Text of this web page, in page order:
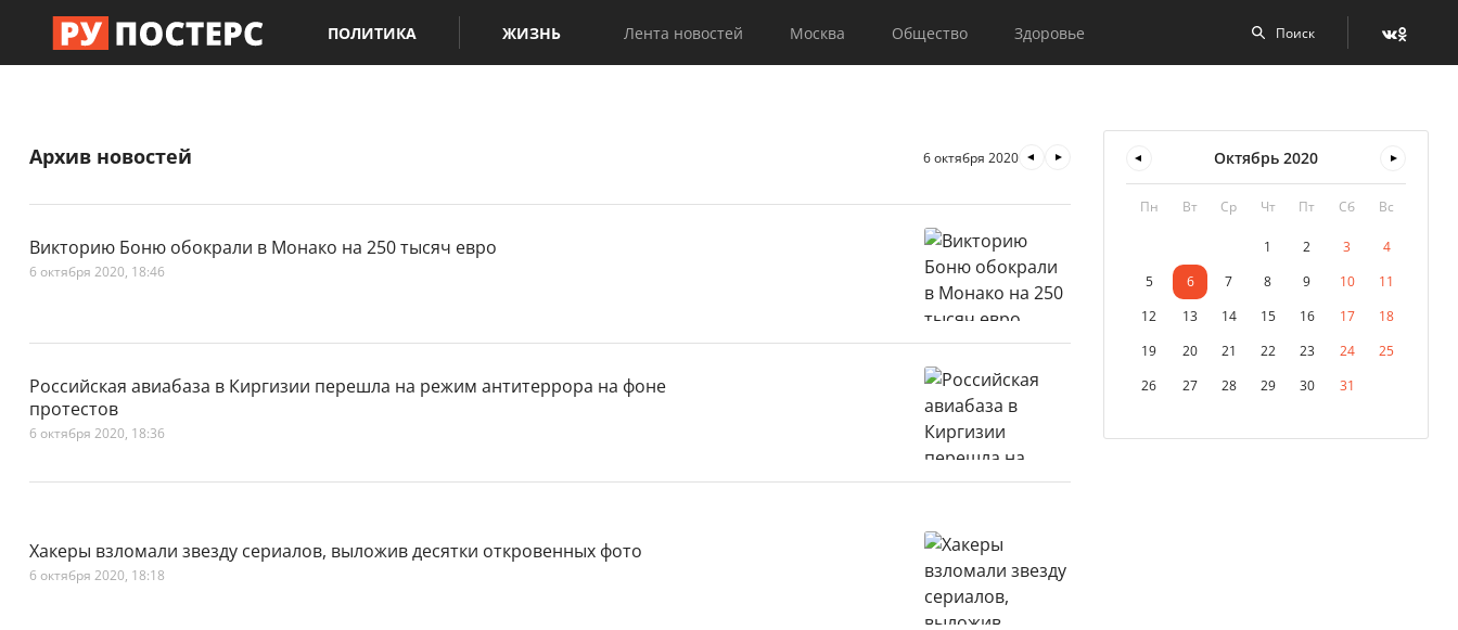
ПОЛИТИКА ЖИЗНЬ Лента новостей Москва Общество Здоровье
Архив новостей 6 октября 2020
Викторию Боню обокрали в Монако на 250 тысяч евро
6 октября 2020, 18:46
Российская авиабаза в Киргизии перешла на режим антитеррора на фоне
протестов
6 октября 2020, 18:36
Хакеры взломали звезду сериалов, выложив десятки откровенных фото
6 октября 2020, 18:18
Октябрь 2020
Пн Вт Ср Чт Пт Сб Вс
1 2 3
4
5
6 7 8 9 10
11
12
13 14 15 16 17
18
19
20 21 22 23 24
25
26
27 28 29 30 31